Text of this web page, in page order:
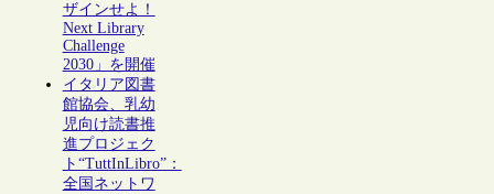
ザインせよ！
Next Library
Challenge
2030」を開催
イタリア図書
館協会、乳幼
児向け読書推
進プロジェク
ト“TuttInLibro”：
全国ネットワ